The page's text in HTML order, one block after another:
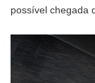
possível chegada